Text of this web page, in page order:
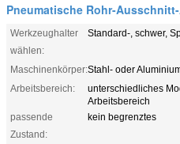
Pneumatische Rohr-
Werkzeughalter
wählen:
Standard-, schwer,
Maschinenkörper:Stahl- oder
Arbeitsbereich:
unterschiedliches
Arbeitsbereich
passende
Zustand:
kein begrenztes